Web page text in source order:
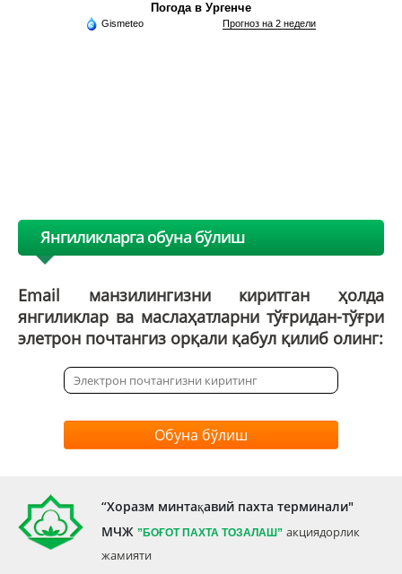
Погода в Ургенче
Gismeteo Прогноз на 2 недели
Янгиликларга обуна бўлиш
Email манзилингизни киритган ҳолда
янгиликлар ва маслаҳатларни тўғридан-тўғри
элетрон почтангиз орқали қабул қилиб олинг:
Обуна бўлиш
“Хоразм минтақавий пахта терминали"
МЧЖ ”БОҒОТ ПАХТА ТОЗАЛАШ” акциядорлик
жамияти